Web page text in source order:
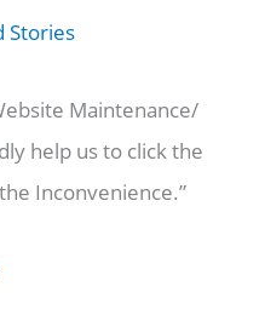
Stories
Maintenance/
help us to click the
Inconvenience.”